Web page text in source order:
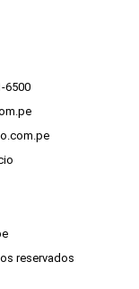
6500
reservados